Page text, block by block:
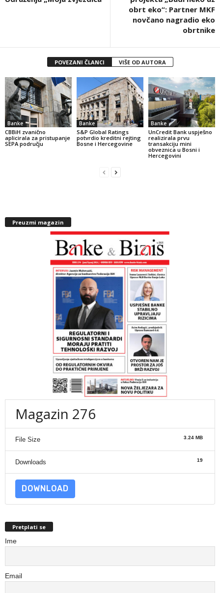
obrt eko“: Partner MKF
novčano nagradio eko
obrtnike
POVEZANI ČLANCI VIŠE OD AUTORA
Banke
CBBiH zvanično
aplicirala za pristupanje
SEPA području
Banke
S&P Global Ratings
potvrdio kreditni rejting
Bosne i Hercegovine
Banke
UnCredit Bank uspješno
realizirala prvu
transakciju mini
obveznica u Bosni i
Hercegovini
Preuzmi magazin
Magazin 276
File Size 3.24 MB
Downloads 19
DOWNLOAD
Pretplati se
Ime
Email